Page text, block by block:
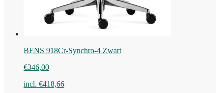
BENS 918Cr-Synchro-4 Zwart
€346,00
incl. €418,66